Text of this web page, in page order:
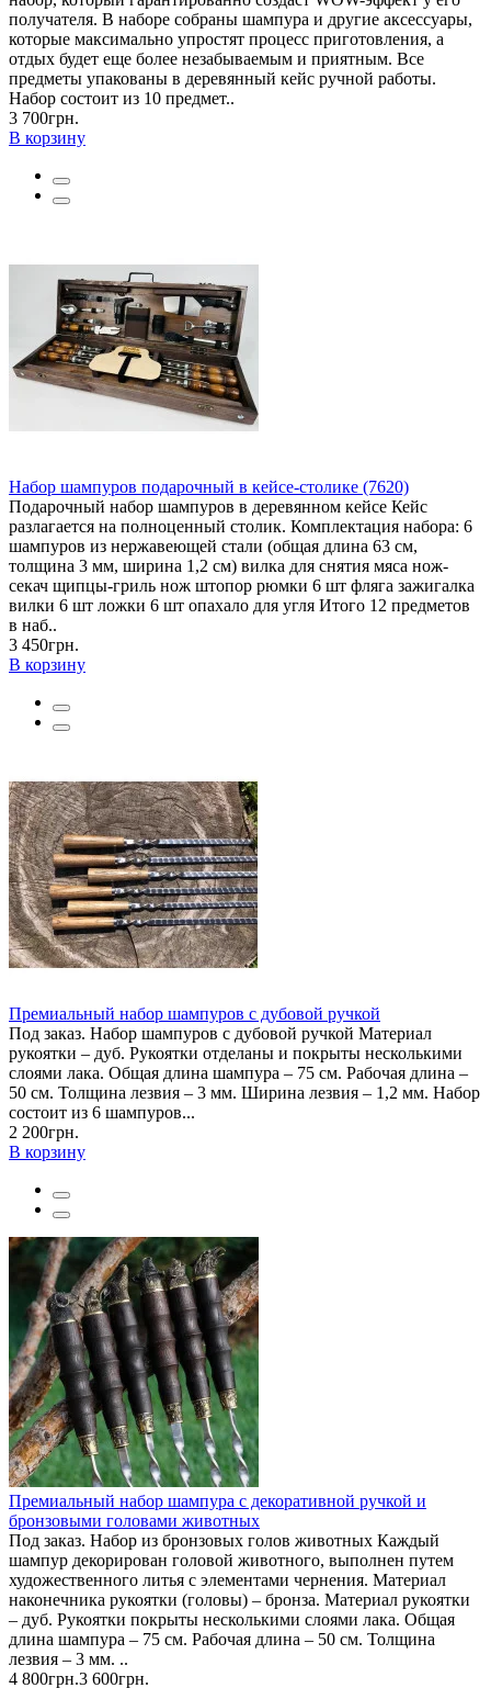
получателя. В наборе собраны шампура и другие аксессуары,
которые максимально упростят процесс приготовления, а
отдых будет еще более незабываемым и приятным. Все
предметы упакованы в деревянный кейс ручной работы.
Набор состоит из 10 предмет..
3 700грн.
В корзину
Набор шампуров подарочный в кейсе-столике (7620)
Подарочный набор шампуров в деревянном кейсе Кейс
разлагается на полноценный столик. Комплектация набора: 6
шампуров из нержавеющей стали (общая длина 63 см,
толщина 3 мм, ширина 1,2 см) вилка для снятия мяса нож-
секач щипцы-гриль нож штопор рюмки 6 шт фляга зажигалка
вилки 6 шт ложки 6 шт опахало для угля Итого 12 предметов
в наб..
3 450грн.
В корзину
Премиальный набор шампуров с дубовой ручкой
Под заказ. Набор шампуров с дубовой ручкой Материал
рукоятки – дуб. Рукоятки отделаны и покрыты несколькими
слоями лака. Общая длина шампура – 75 см. Рабочая длина –
50 см. Толщина лезвия – 3 мм. Ширина лезвия – 1,2 мм. Набор
состоит из 6 шампуров...
2 200грн.
В корзину
Премиальный набор шампура с декоративной ручкой и
бронзовыми головами животных
Под заказ. Набор из бронзовых голов животных Каждый
шампур декорирован головой животного, выполнен путем
художественного литья с элементами чернения. Материал
наконечника рукоятки (головы) – бронза. Материал рукоятки
– дуб. Рукоятки покрыты несколькими слоями лака. Общая
длина шампура – 75 см. Рабочая длина – 50 см. Толщина
лезвия – 3 мм. ..
4 800грн.3 600грн.